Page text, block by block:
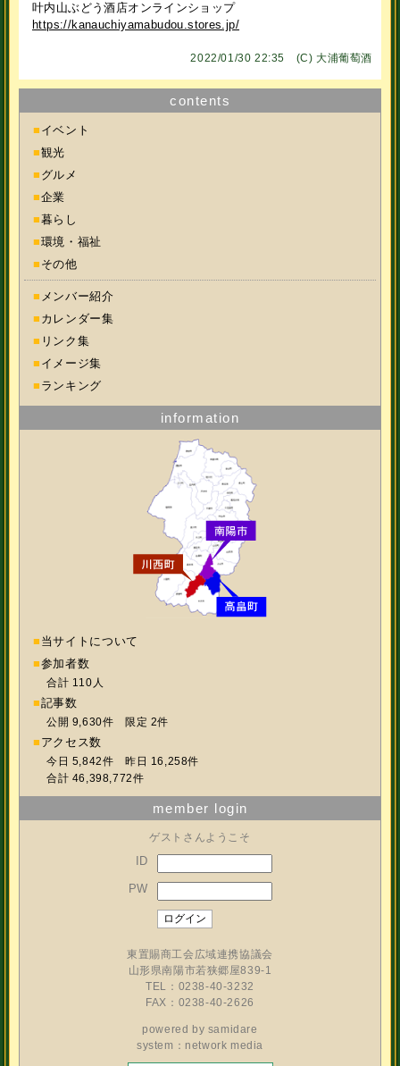
叶内山ぶどう酒店オンラインショップ
https://kanauchiyamabudou.stores.jp/
2022/01/30 22:35 (C) 大浦葡萄酒
contents
■ イベント
■観光
■ グルメ
■企業
■暮らし
■環境・福祉
■ その他
■ メンバー紹介
■ カレンダー集
■ リンク集
■ イメージ集
■ ランキング
information
■ 当サイトについて
■参加者数
合計 110人
■記事数
公開 9,630件 限定 2件
■ アクセス数
今日 5,842件 昨日 16,258件
合計 46,398,772件
member login
ゲストさんようこそ
ID
PW
東置賜商工会広域連携協議会
山形県南陽市若狭郷屋839-1
TEL：0238-40-3232
FAX：0238-40-2626
powered by samidare
system：network media